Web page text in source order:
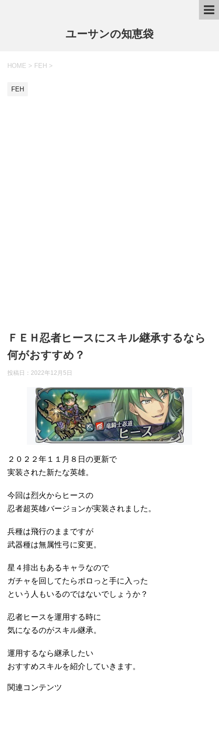
ユーサンの知恵袋
HOME > FEH >
FEH
ＦＥＨ忍者ヒースにスキル継承するなら
何がおすすめ？
投稿日： 2022年12月5日
２０２２年１１月８日の更新で
実装された新たな英雄。
今回は烈火からヒースの
忍者超英雄バージョンが実装されました。
兵種は飛行のままですが
武器種は無属性弓に変更。
星４排出もあるキャラなので
ガチャを回してたらポロっと手に入った
という人もいるのではないでしょうか？
忍者ヒースを運用する時に
気になるのがスキル継承。
運用するなら継承したい
おすすめスキルを紹介していきます。
関連コンテンツ